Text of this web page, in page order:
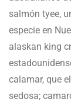
salmón tyee,
especie en
alaskan king
calamar, que
sedosa;